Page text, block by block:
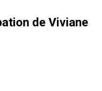
de Viviane